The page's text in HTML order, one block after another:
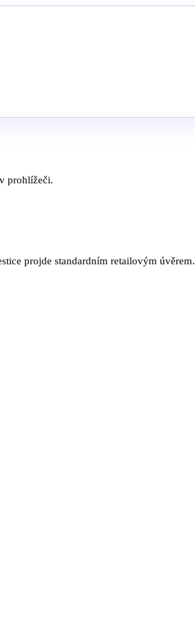
prohlížeči.
projde standardním retailovým úvěrem.